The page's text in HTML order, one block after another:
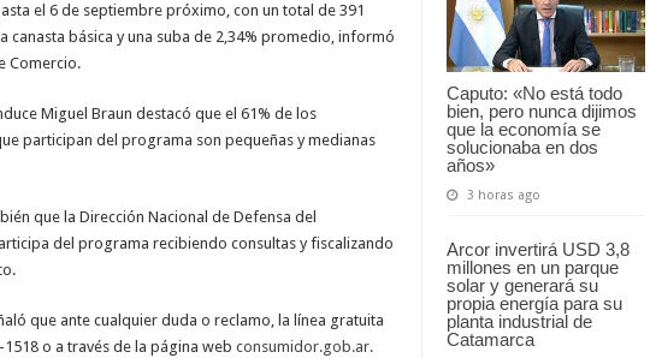
Caputo: «No está todo
bien, pero nunca dijimos
que la economía se
solucionaba en dos
años»
3 horas ago
Arcor invertirá USD 3,8
millones en un parque
solar y generará su
propia energía para su
planta industrial de
Catamarca
el 6 de septiembre próximo, con un total de 391
canasta básica y una suba de 2,34% promedio, informó
Comercio.
Miguel Braun destacó que el 61% de los
participan del programa son pequeñas y medianas
que la Dirección Nacional de Defensa del
del programa recibiendo consultas y fiscalizando
que ante cualquier duda o reclamo, la línea gratuita
1518 o a través de la página web consumidor.gob.ar.